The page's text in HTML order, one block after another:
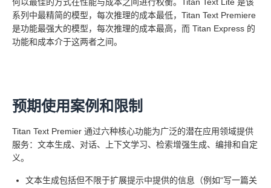
系列中最精简的模型，每次推理的成本最低，Titan Text Premiere
是功能最强大的模型，每次推理的成本最高，而 Titan Express 的
功能和成本介于这两者之间。
预期使用案例和限制
Titan Text Premier 通过六种核心功能为广泛的潜在应用领域提供
服务：文本生成、对话、上下文学习、检索增强生成、编排和自定
义。
文本生成包括但不限于扩展提示中提供的信息（例如“写一篇关